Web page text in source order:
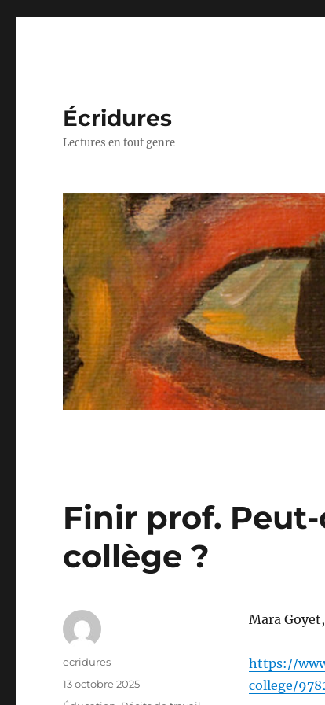
Écridures
Lectures en tout genre
Finir prof.
collège ?
Mara
https://
college/
Auteur
ecridures
Publié
le
13 octobre 2025